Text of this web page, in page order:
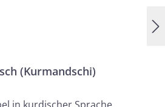
(Kurmandschi)